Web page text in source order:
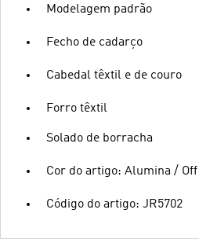
Modelagem padrão
Fecho de cadarço
Cabedal têxtil e de couro
Forro têxtil
Solado de borracha
Cor do artigo: Alumina /
Código do artigo: JR5702